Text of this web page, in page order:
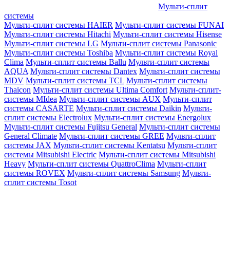
Мульти-сплит
системы
Мульти-сплит системы HAIER Мульти-сплит системы FUNAI
Мульти-сплит системы Hitachi Мульти-сплит системы Hisense
Мульти-сплит системы LG Мульти-сплит системы Panasonic
Мульти-сплит системы Toshiba Мульти-сплит системы Royal
Clima Мульти-сплит системы Ballu Мульти-сплит системы
AQUA Мульти-сплит системы Dantex Мульти-сплит системы
MDV Мульти-сплит системы TCL Мульти-сплит системы
Thaicon Мульти-сплит системы Ultima Comfort Мульти-сплит-
системы MIdea Мульти-сплит системы AUX Мульти-сплит
системы CASARTE Мульти-сплит системы Daikin Мульти-
сплит системы Electrolux Мульти-сплит системы Energolux
Мульти-сплит системы Fujitsu General Мульти-сплит системы
General Climate Мульти-сплит системы GREE Мульти-сплит
системы JAX Мульти-сплит системы Kentatsu Мульти-сплит
системы Mitsubishi Electric Мульти-сплит системы Mitsubishi
Heavy Мульти-сплит системы QuattroClima Мульти-сплит
системы ROVEX Мульти-сплит системы Samsung Мульти-
сплит системы Tosot